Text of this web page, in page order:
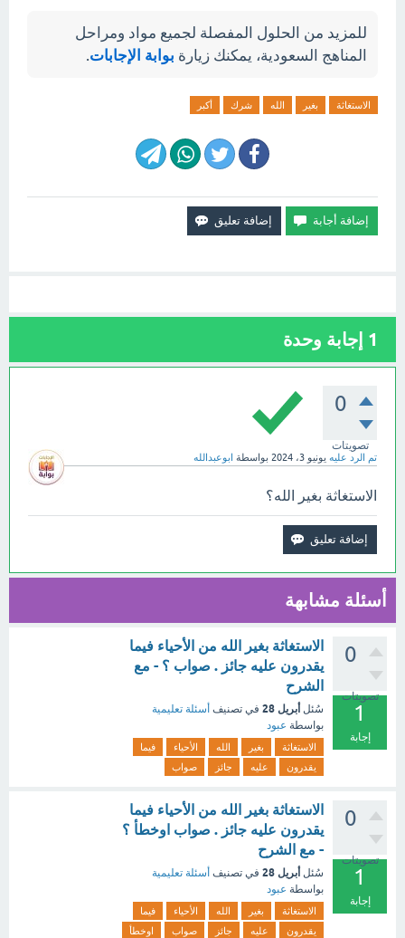
للمزيد من الحلول المفصلة لجميع مواد ومراحل
المناهج السعودية، يمكنك زيارة بوابة الإجابات.
الاستغاثة بغير الله شرك أكبر
1 إجابة وحدة
0
تصويتات
تم الرد عليه يونيو 3، 2024 بواسطة ابوعبدالله
الاستغاثة بغير الله؟
أسئلة مشابهة
0
تصويتات
1
إجابة
الاستغاثة بغير الله من الأحياء فيما
يقدرون عليه جائز . صواب ؟ - مع
الشرح
سُئل أبريل 28 في تصنيف أسئلة تعليمية
بواسطة عبود
الاستغاثة بغير الله الأحياء
فيما
يقدرون
عليه جائز صواب
0
تصويتات
1
إجابة
الاستغاثة بغير الله من الأحياء فيما
يقدرون عليه جائز . صواب اوخطأ ؟
- مع الشرح
سُئل أبريل 28 في تصنيف أسئلة تعليمية
بواسطة عبود
الاستغاثة بغير الله الأحياء
فيما
يقدرون
عليه جائز صواب اوخطأ